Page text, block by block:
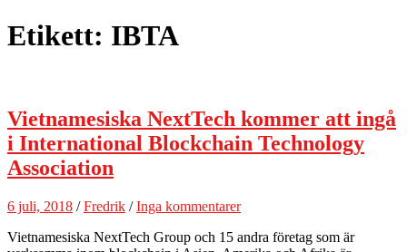
Etikett: IBTA
Vietnamesiska NextTech kommer att ingå
i International Blockchain Technology
Association
6 juli, 2018 /Fredrik /Inga kommentarer
Vietnamesiska NextTech Group och 15 andra företag som är